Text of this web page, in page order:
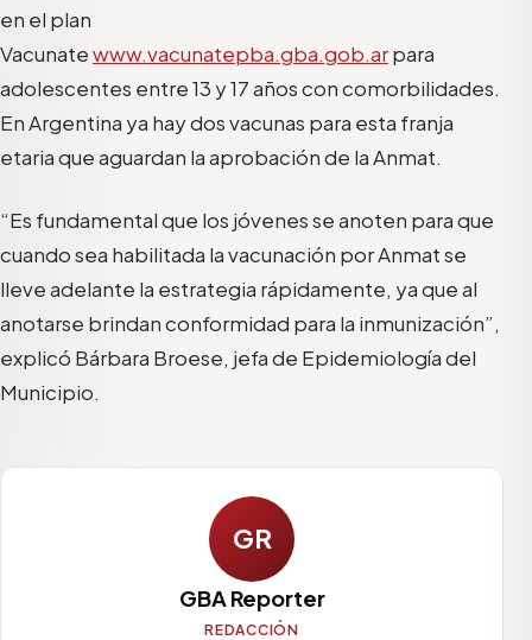
en el plan
Vacunatewww.vacunatepba.gba.gob.arpara
adolescentes entre 13 y 17 años con comorbilidades.
En Argentina ya hay dos vacunas para esta franja
etaria que aguardan la aprobación de la Anmat.
“Es fundamental que los jóvenes se anoten para que
cuando sea habilitada la vacunación por Anmat se
lleve adelante la estrategia rápidamente, ya que al
anotarse brindan conformidad para la inmunización”,
explicó Bárbara Broese, jefa de Epidemiología del
Municipio.
GR
GBA Reporter
REDACCIÓN